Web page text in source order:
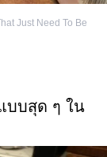
Just Need To Be
บบสุด ๆ ใน